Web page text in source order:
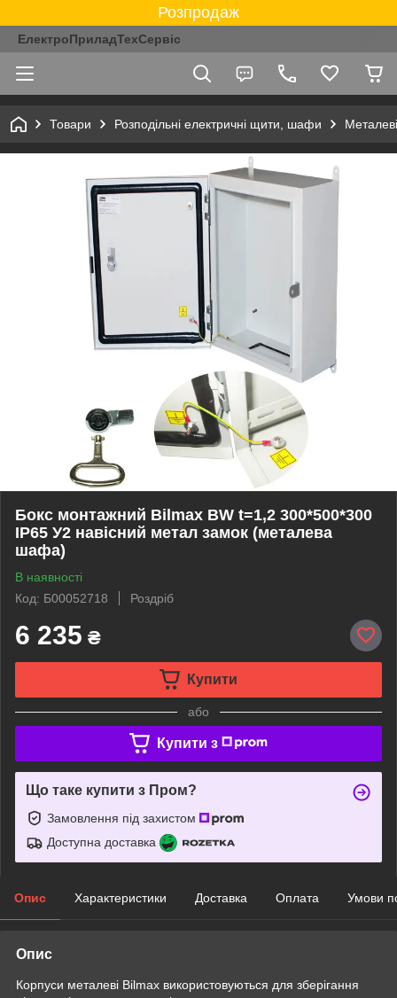
Розпродаж
ЕлектроПриладТехСервіс
Товари Розподільні електричні щити, шафи
Бокс монтажний Bilmax BW t=1,2 300*500*300
IP65 У2 навісний метал замок (металева
шафа)
В наявності
Код: Б00052718
Роздріб
6 235 ₴
Купити
або
Купити з
Що таке купити з Пром?
Замовлення під захистом
Доступна доставка
Опис Характеристики Доставка Оплата Умови
Опис
Корпуси металеві Bilmax використовуються для зберігання